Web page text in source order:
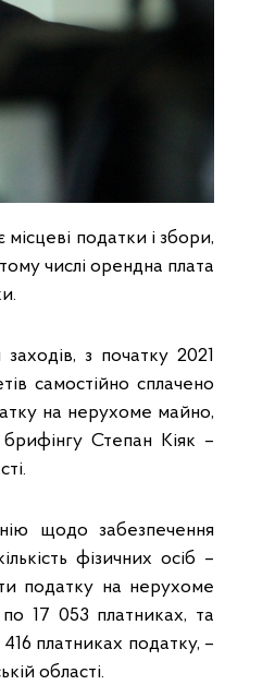
податки і збори,
числі орендна плата
з початку 2021
самостійно сплачено
на нерухоме майно,
Степан Кіяк –
щодо забезпечення
фізичних осіб –
податку на нерухоме
17 053 платниках, та
платниках податку, –
області.